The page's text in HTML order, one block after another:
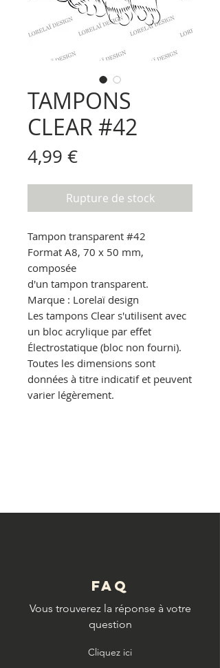
TAMPONS
CLEAR #42
4,99 €Prix
Rupture de stock
Tampon transparent #42
Format A8, 70 x 50 mm,
composée
d'un tampon transparent.
Marque : Lorelaï design
Les tampons Clear s'utilisent avec
un bloc acrylique par effet
Électrostatique (bloc non fourni).
Toutes les dimensions sont
données à titre indicatif et peuvent
varier légèrement.
FAQ
Vous trouverez la réponse à votre
question
Cliquez ici